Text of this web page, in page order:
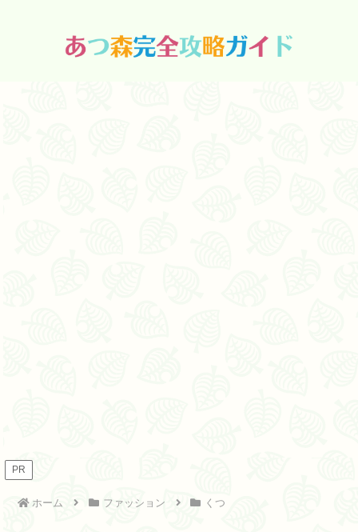
PR
ホーム ファッション くつ